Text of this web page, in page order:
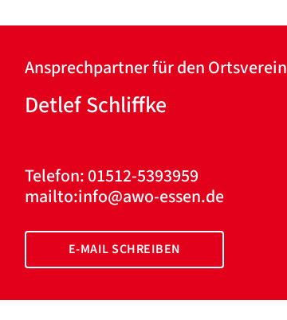
Ansprechpartner für den Ortsverein
Detlef Schliffke
Telefon: 01512-5393959
mailto:info@awo-essen.de
E-MAIL SCHREIBEN